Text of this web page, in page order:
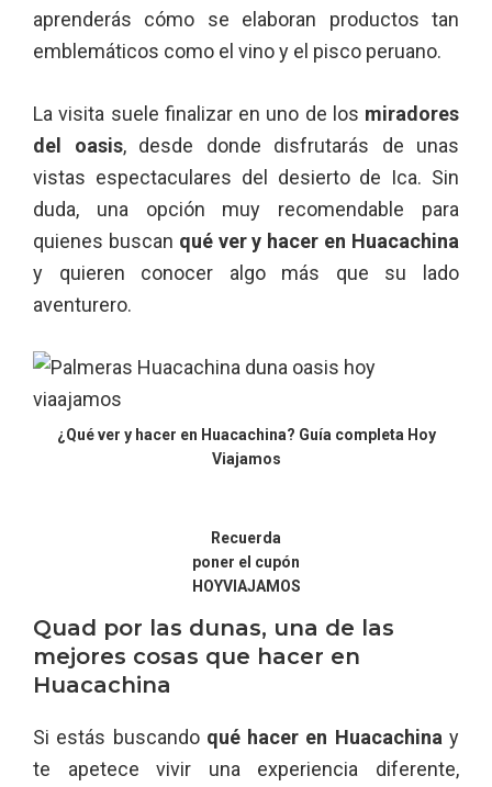
aprenderás cómo se elaboran productos tan
emblemáticos como el vino y el pisco peruano.
La visita suele finalizar en uno de los miradores
del oasis, desde donde disfrutarás de unas
vistas espectaculares del desierto de Ica. Sin
duda, una opción muy recomendable para
quienes buscan qué ver y hacer en Huacachina
y quieren conocer algo más que su lado
aventurero.
¿Qué ver y hacer en Huacachina? Guía completa Hoy
Viajamos
Recuerda
poner el cupón
HOYVIAJAMOS
Quad por las dunas, una de las
mejores cosas que hacer en
Huacachina
Si estás buscando qué hacer en Huacachina y
te apetece vivir una experiencia diferente,